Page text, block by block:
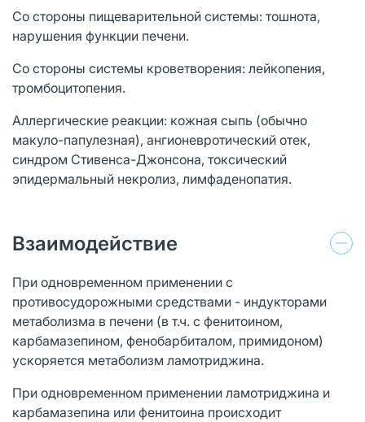
Со стороны пищеварительной системы: тошнота,
нарушения функции печени.
Со стороны системы кроветворения: лейкопения,
тромбоцитопения.
Аллергические реакции: кожная сыпь (обычно
макуло-папулезная), ангионевротический отек,
синдром Стивенса-Джонсона, токсический
эпидермальный некролиз, лимфаденопатия.
Взаимодействие
При одновременном применении с
противосудорожными средствами - индукторами
метаболизма в печени (в т.ч. с фенитоином,
карбамазепином, фенобарбиталом, примидоном)
ускоряется метаболизм ламотриджина.
При одновременном применении ламотриджина и
карбамазепина или фенитоина происходит